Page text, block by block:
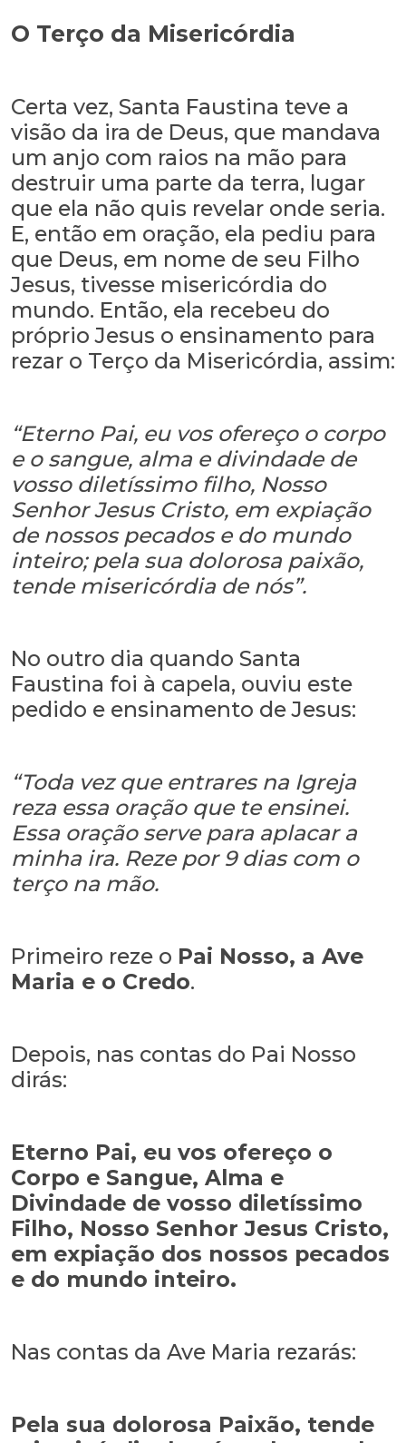
O Terço da Misericórdia
Certa vez, Santa Faustina teve a
visão da ira de Deus, que mandava
um anjo com raios na mão para
destruir uma parte da terra, lugar
que ela não quis revelar onde seria.
E, então em oração, ela pediu para
que Deus, em nome de seu Filho
Jesus, tivesse misericórdia do
mundo. Então, ela recebeu do
próprio Jesus o ensinamento para
rezar o Terço da Misericórdia, assim:
“Eterno Pai, eu vos ofereço o corpo
e o sangue, alma e divindade de
vosso diletíssimo filho, Nosso
Senhor Jesus Cristo, em expiação
de nossos pecados e do mundo
inteiro; pela sua dolorosa paixão,
tende misericórdia de nós”.
No outro dia quando Santa
Faustina foi à capela, ouviu este
pedido e ensinamento de Jesus:
“Toda vez que entrares na Igreja
reza essa oração que te ensinei.
Essa oração serve para aplacar a
minha ira. Reze por 9 dias com o
terço na mão.
Primeiro reze o Pai Nosso, a Ave
Maria e o Credo.
Depois, nas contas do Pai Nosso
dirás:
Eterno Pai, eu vos ofereço o
Corpo e Sangue, Alma e
Divindade de vosso diletíssimo
Filho, Nosso Senhor Jesus Cristo,
em expiação dos nossos pecados
e do mundo inteiro.
Nas contas da Ave Maria rezarás:
Pela sua dolorosa Paixão, tende